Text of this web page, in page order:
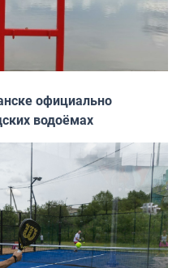
официально
водоёмах